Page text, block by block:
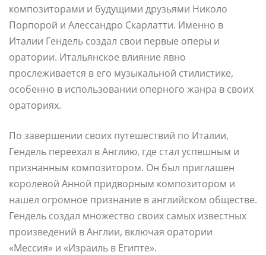
композиторами и будущими друзьями Николо
Порпорой и Алессандро Скарлатти. Именно в
Италии Гендель создал свои первые оперы и
оратории. Итальянское влияние явно
прослеживается в его музыкальной стилистике,
особенно в использовании оперного жанра в своих
ораториях.
По завершении своих путешествий по Италии,
Гендель переехал в Англию, где стал успешным и
признанным композитором. Он был приглашен
королевой Анной придворным композитором и
нашел огромное признание в английском обществе.
Гендель создал множество своих самых известных
произведений в Англии, включая оратории
«Мессия» и «Израиль в Египте».